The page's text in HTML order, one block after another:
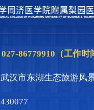
027-86779910（工作
武汉市东湖生态旅游风
430077